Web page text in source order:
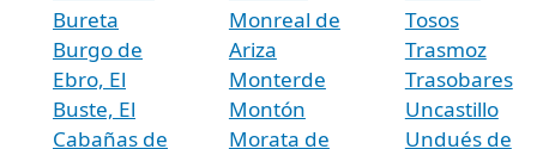
Bureta
Burgo de
Ebro, El
Buste, El
Cabañas de
Monreal de
Ariza
Monterde
Montón
Morata de
Tosos
Trasmoz
Trasobares
Uncastillo
Undués de